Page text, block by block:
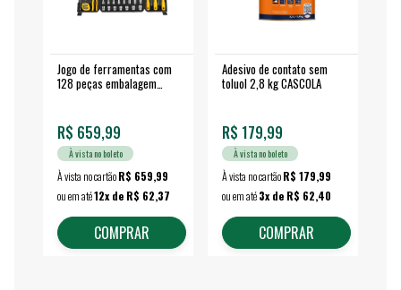
Jogo de ferramentas com
128 peças embalagem
R$ 659,99
À vista no boleto
À vista no cartãoR$ 659,99
ou em até12x de R$ 62,37
COMPRAR
Adesivo de contato sem
toluol 2,8 kg CASCOLA
R$ 179,99
À vista no boleto
À vista no cartãoR$ 179,99
ou em até3x de R$ 62,40
COMPRAR